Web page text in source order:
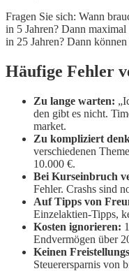
Fragen Sie sich: Wann
in 5 Jahren? Dann
in 25 Jahren? Dann
Häufige Fehler
Zu lange warten:
den gibt es nicht.
market.
Zu kompliziert
verschiedenen
10.000 €.
Bei Kurseinbruch
Fehler. Crashs sind
Auf Tipps von
Einzelaktien-Tipps,
Kosten ignorieren:
Endvermögen über
Keinen
Steuerersparnis von